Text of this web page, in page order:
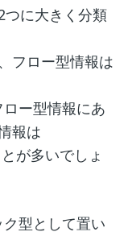
つに大きく分類
フロー型情報は
ー型情報にあ
報は
が多いでしょ
型として置い